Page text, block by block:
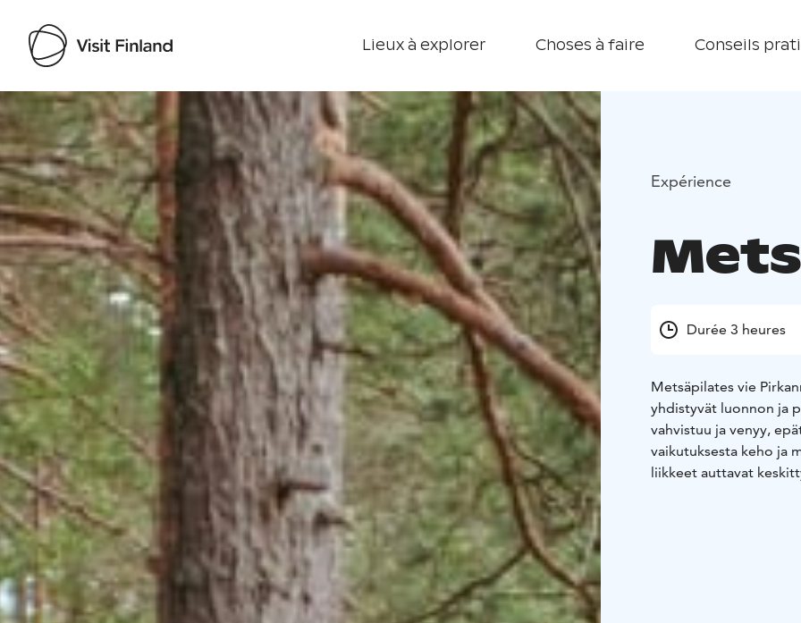
Lieux à explorer Choses à faire Conseils
Visit Finland
Expérience
Durée 3 heures
Metsäpilates vie
yhdistyvät luonnon ja
vahvistuu ja venyy,
vaikutuksesta keho ja
liikkeet auttavat
rauhalliseen tahtiin